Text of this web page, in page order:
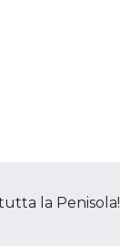
la Penisola!